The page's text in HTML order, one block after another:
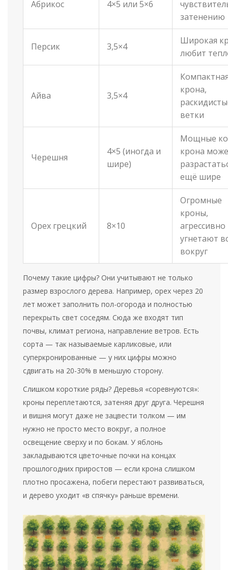
Абрикос 4×5 или 5×6
затенению
Персик 3,5×4
Широкая
любит
Айва 3,5×4
крона,
ветки
Черешня
4×5 (иногда и
шире)
Мощные
крона
ещё шире
Орех грецкий 8×10
Огромные
кроны,
агрессивно
угнетают
вокруг
Почему такие цифры? Они учитывают не только
размер взрослого дерева. Например, орех через 20
лет может заполнить пол-огорода и полностью
перекрыть свет соседям. Сюда же входят тип
почвы, климат региона, направление ветров. Есть
сорта — так называемые карликовые, или
суперкронированные — у них цифры можно
сдвигать на 20-30% в меньшую сторону.
Слишком короткие ряды? Деревья «соревнуются»:
кроны переплетаются, затеняя друг друга. Черешня
и вишня могут даже не зацвести толком — им
нужно не просто место вокруг, а полное
освещение сверху и по бокам. У яблонь
закладываются цветочные почки на концах
прошлогодних приростов — если крона слишком
плотно просажена, побеги перестают развиваться,
и дерево уходит «в спячку» раньше времени.